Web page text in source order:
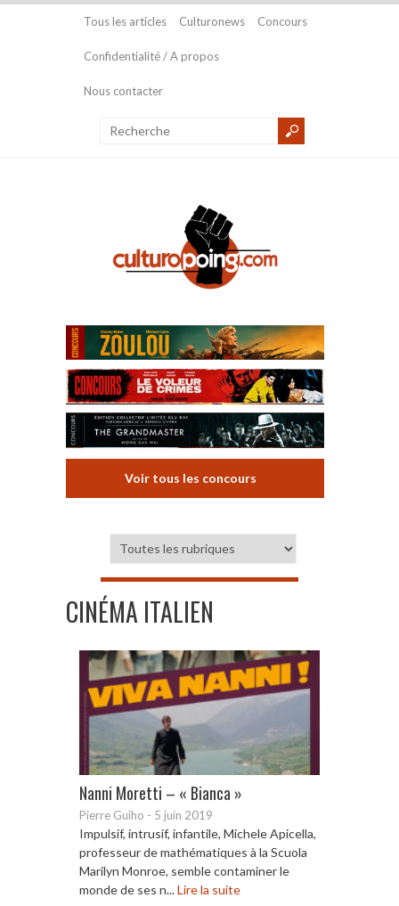
Tous les articles Culturonews Concours
Confidentialité / A propos
Nous contacter
Voir tous les concours
CINÉMA ITALIEN
Nanni Moretti – « Bianca »
Pierre Guiho - 5 juin 2019
Impulsif, intrusif, infantile, Michele Apicella,
professeur de mathématiques à la Scuola
Marilyn Monroe, semble contaminer le
monde de ses n...Lire la suite